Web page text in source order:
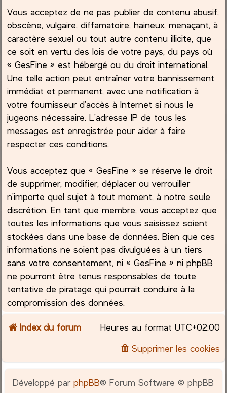
Vous acceptez de ne pas publier de contenu abusif,
obscène, vulgaire, diffamatoire, haineux, menaçant, à
caractère sexuel ou tout autre contenu illicite, que
ce soit en vertu des lois de votre pays, du pays où
« GesFine » est hébergé ou du droit international.
Une telle action peut entraîner votre bannissement
immédiat et permanent, avec une notification à
votre fournisseur d’accès à Internet si nous le
jugeons nécessaire. L’adresse IP de tous les
messages est enregistrée pour aider à faire
respecter ces conditions.
Vous acceptez que « GesFine » se réserve le droit
de supprimer, modifier, déplacer ou verrouiller
n’importe quel sujet à tout moment, à notre seule
discrétion. En tant que membre, vous acceptez que
toutes les informations que vous saisissez soient
stockées dans une base de données. Bien que ces
informations ne soient pas divulguées à un tiers
sans votre consentement, ni « GesFine » ni phpBB
ne pourront être tenus responsables de toute
tentative de piratage qui pourrait conduire à la
compromission des données.
Index du forum Heures au format UTC+02:00
Supprimer les cookies
Développé parphpBB® Forum Software © phpBB